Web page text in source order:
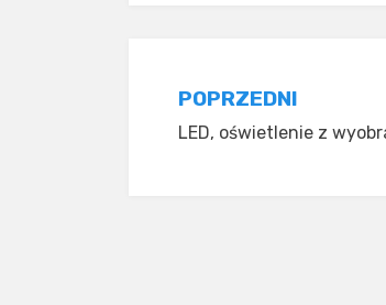
Nawigacja
wpisu
POPRZEDNI
LED, oświetlenie z